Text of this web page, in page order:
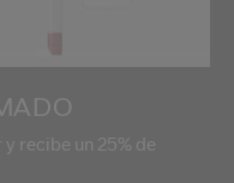
y recibe un 25% de